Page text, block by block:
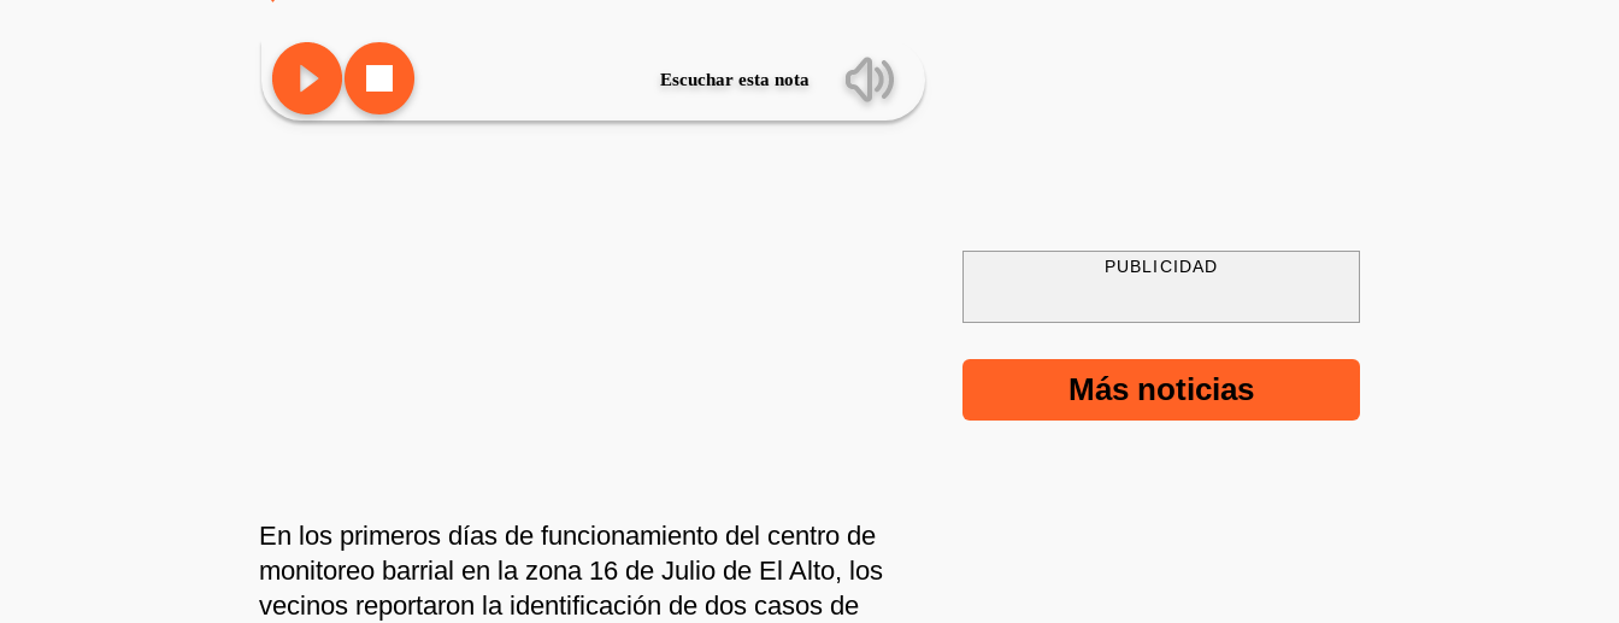
Escuchar esta nota
En los primeros días de funcionamiento del centro de
monitoreo barrial en la zona 16 de Julio de El Alto, los
vecinos reportaron la identificación de dos casos de
PUBLICIDAD
Más noticias